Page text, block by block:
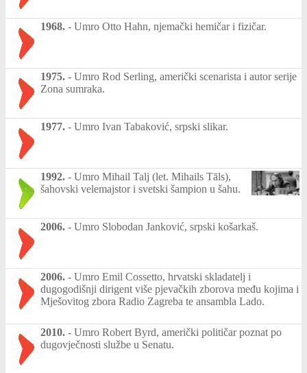
1968. - Umro Otto Hahn, njemački hemičar i fizičar.
1975. - Umro Rod Serling, američki scenarista i autor serije
Zona sumraka.
1977. - Umro Ivan Tabaković, srpski slikar.
1992. - Umro Mihail Talj (let. Mihails Tāls),
šahovski velemajstor i svetski šampion u šahu.
2006. - Umro Slobodan Janković, srpski košarkaš.
2006. - Umro Emil Cossetto, hrvatski skladatelj i
dugogodišnji dirigent više pjevačkih zborova među kojima i
Mješovitog zbora Radio Zagreba te ansambla Lado.
2010. - Umro Robert Byrd, američki političar poznat po
dugovječnosti službe u Senatu.